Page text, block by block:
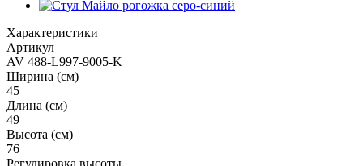
Характеристики
Артикул
AV 488-L997-9005-K
Ширина (см)
45
Длина (см)
49
Высота (см)
76
Регулировка высоты